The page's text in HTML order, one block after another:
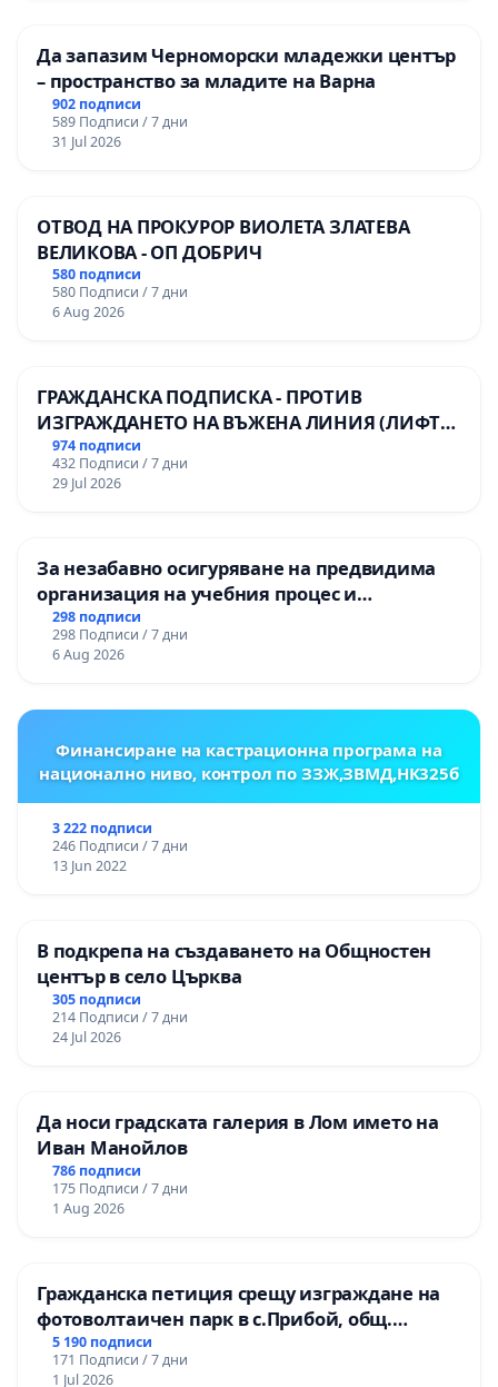
Да запазим Черноморски младежки център
– пространство за младите на Варна
902 подписи
589 Подписи / 7 дни
31 Jul 2026
ОТВОД НА ПРОКУРОР ВИОЛЕТА ЗЛАТЕВА
ВЕЛИКОВА - ОП ДОБРИЧ
580 подписи
580 Подписи / 7 дни
6 Aug 2026
ГРАЖДАНСКА ПОДПИСКА - ПРОТИВ
ИЗГРАЖДАНЕТО НА ВЪЖЕНА ЛИНИЯ (ЛИФТ)
НА ТЕРИТОРИЯТА НА ПРИРОДНА
ЗАБЕЛЕЖИТЕЛНОСТ „ХЪЛМ НА
ОСВОБОДИТЕЛИТЕ“ (БУНАРДЖИК)
974 подписи
432 Подписи / 7 дни
29 Jul 2026
За незабавно осигуряване на предвидима
организация на учебния процес и
гарантиране на правото на равнопоставено
и качествено образование на учениците от
ОУ „Княз Александър I“ и Хуманитарна
298 подписи
298 Подписи / 7 дни
6 Aug 2026
Финансиране на кастрационна програма на
национално ниво, контрол по ЗЗЖ,ЗВМД,НК325б
3 222 подписи
246 Подписи / 7 дни
13 Jun 2022
В подкрепа на създаването на Общностен
център в село Църква
305 подписи
214 Подписи / 7 дни
24 Jul 2026
Да носи градската галерия в Лом името на
Иван Манойлов
786 подписи
175 Подписи / 7 дни
1 Aug 2026
Гражданска петиция срещу изграждане на
фотоволтаичен парк в с.Прибой, общ.
Радомир
5 190 подписи
171 Подписи / 7 дни
1 Jul 2026